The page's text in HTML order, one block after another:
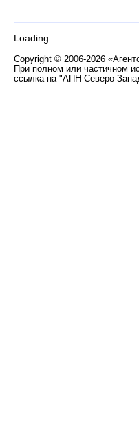
Loading...
Copyright © 2006-2026
При полном или частичном
ссылка на "АПН Северо-